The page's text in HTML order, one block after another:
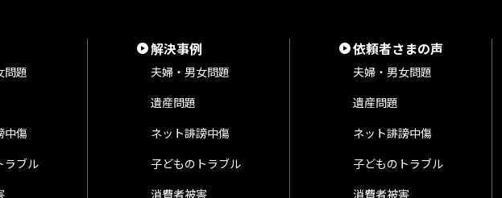
問題
中傷
ラブル
解決事例
夫婦・男女問題
遺産問題
ネット誹謗中傷
子どものトラブル
消費者被害
依頼者さまの声
夫婦・男女問題
遺産問題
ネット誹謗中傷
子どものトラブル
消費者被害